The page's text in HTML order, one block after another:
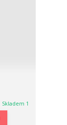
Skladem 1